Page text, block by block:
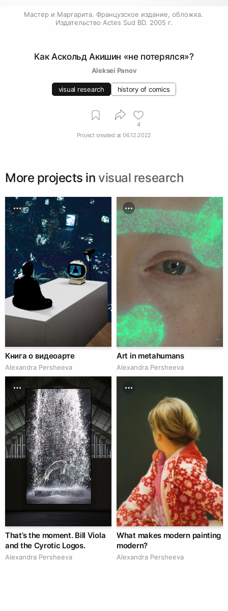
Мастер и Маргарита. Французское издание, обложка.
Издательство Actes Sud BD. 2005 г.
Как Аскольд Акишин «не потерялся»?
Аleksei Panov
visual research history of comics
4
Project created at 06.12.2022
More projects in visual research
Книга о видеоарте
Alexandra Persheeva
Art in metahumans
Alexandra Persheeva
That’s the moment. Bill Viola
and the Cyrotic Logos.
Alexandra Persheeva
What makes modern painting
modern?
Alexandra Persheeva